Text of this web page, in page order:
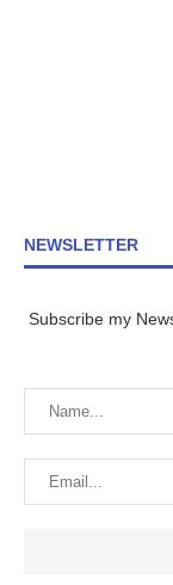
NEWSLETTER
Subscribe my